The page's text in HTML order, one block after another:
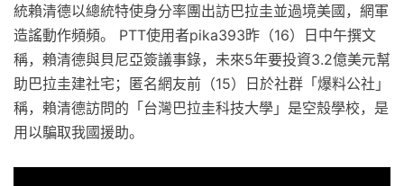
統賴清德以總統特使身分率團出訪巴拉圭並過境美國，網軍
造謠動作頻頻。 PTT使用者pika393昨（16）日中午撰文
稱，賴清德與貝尼亞簽議事錄，未來5年要投資3.2億美元幫
助巴拉圭建社宅；匿名網友前（15）日於社群「爆料公社」
稱，賴清德訪問的「台灣巴拉圭科技大學」是空殼學校，是
用以騙取我國援助。